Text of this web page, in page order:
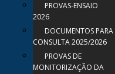
PROVAS-ENSAIO
2026
DOCUMENTOS PARA
CONSULTA 2025/2026
PROVAS DE
MONITORIZAÇÃO DA